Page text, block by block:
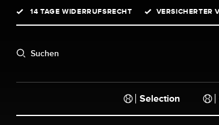
Zur Hauptnavigation springen
14 TAGE WIDERRUFSRECHT VERSICHERTER
Suchen
Selection